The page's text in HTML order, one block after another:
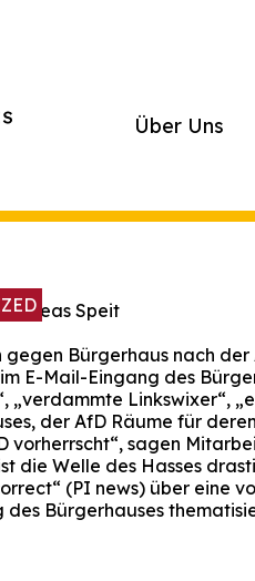
Über Uns
Speit
gegen Bürgerhaus nach
E-Mail-Eingang des
„verdammte Linkswixer“,
der AfD Räume für
vorherrscht“, sagen
die Welle des Hasses
(PI news) über eine
des Bürgerhauses